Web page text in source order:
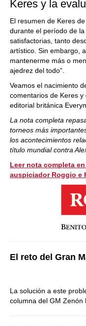
Keres y la
El resumen de Keres
durante el período de
satisfactorias, tanto
artístico. Sin embargo,
mantenerme más o
ajedrez del todo”.
Veamos el nacimiento
comentarios de Keres y
editorial británica
La nota completa
torneos más
los acontecimientos
título mundial contra
Leer nota completa
auspiciador Roggio e
El reto del Gran
La solución a este
columna del GM Zenón